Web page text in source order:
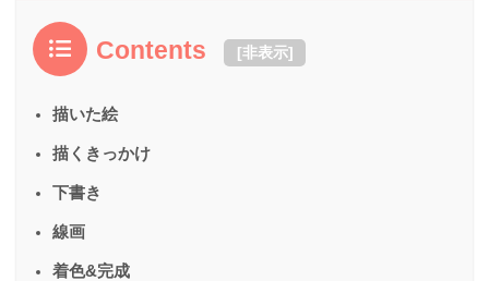
Contents [非表示]
描いた絵
描くきっかけ
下書き
線画
着色&完成